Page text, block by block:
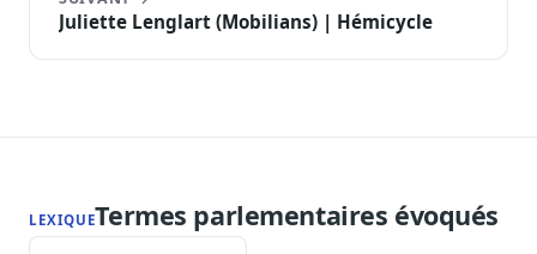
Juliette Lenglart (Mobilians) | Hémicycle
LEXIQUETermes parlementaires évoqués